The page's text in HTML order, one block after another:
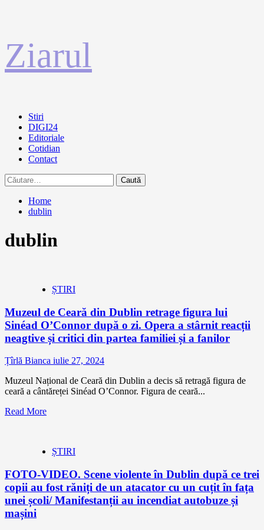
la
conținut
Ziarul
Primary
Menu
Stiri
DIGI24
Editoriale
Cotidian
Contact
Caută
după:
Home
dublin
dublin
ȘTIRI
Muzeul de Ceară din Dublin retrage figura lui
Sinéad O’Connor după o zi. Opera a stârnit reacții
neagtive și critici din partea familiei și a fanilor
Țîrlă Bianca iulie 27, 2024
Muzeul Național de Ceară din Dublin a decis să retragă figura de
ceară a cântăreței Sinéad O’Connor. Figura de ceară...
Read More
ȘTIRI
FOTO-VIDEO. Scene violente în Dublin după ce trei
copii au fost răniți de un atacator cu un cuțit în fața
unei școli/ Manifestanții au incendiat autobuze și
mașini